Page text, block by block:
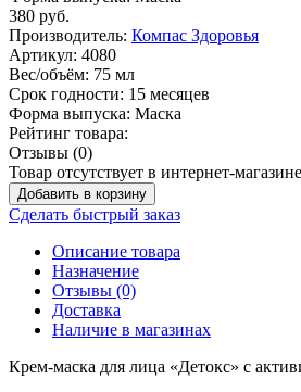
380 руб.
Производитель: Компас Здоровья
Артикул: 4080
Вес/объём: 75 мл
Срок годности: 15 месяцев
Форма выпуска: Маска
Рейтинг товара:
Отзывы (0)
Товар отсутствует в интернет-магазине
Добавить в корзину
Сделать быстрый заказ
Описание товара
Назначение
Отзывы (0)
Доставка
Наличие в магазинах
Крем-маска для лица «Детокс» с